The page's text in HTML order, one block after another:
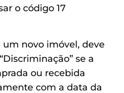
o código 17
novo imóvel, deve
se a
ou recebida
com a data da